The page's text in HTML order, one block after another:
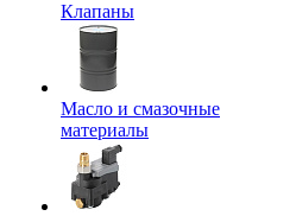
Клапаны
Масло и смазочные
материалы